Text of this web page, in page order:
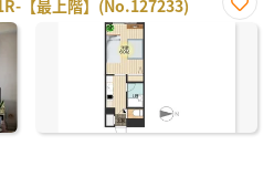
【最上階】(No.127233)
お気